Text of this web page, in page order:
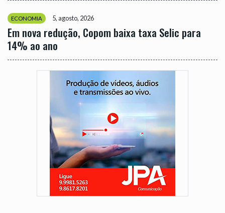
ECONOMIA 5, agosto, 2026
Em nova redução, Copom baixa taxa Selic para
14% ao ano